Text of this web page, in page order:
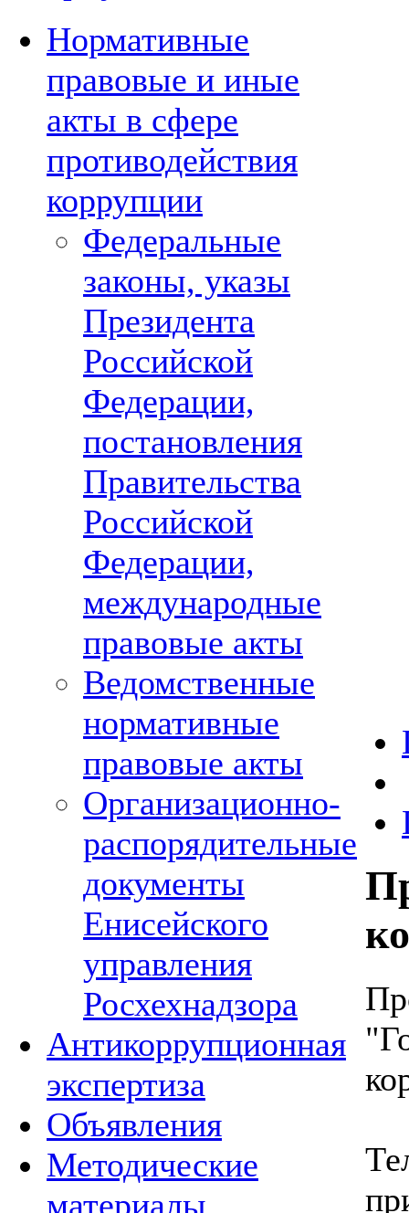
Нормативные
правовые и иные
акты в сфере
противодействия
коррупции
Федеральные
законы, указы
Президента
Российской
Федерации,
постановления
Правительства
Российской
Федерации,
международные
правовые акты
Ведомственные
нормативные
правовые акты
Организационно-
распорядительные
документы
Енисейского
управления
Росхехнадзора
Антикоррупционная
экспертиза
Объявления
Методические
материалы